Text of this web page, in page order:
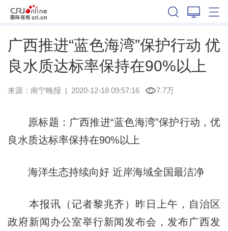
广西推进“蓝色海湾”保护行动 优
良水质达标率保持在90%以上
来源： 南宁晚报 | 2020-12-18 09:57:16 7.7万
原标题：广西推进“蓝色海湾”保护行动，优
良水质达标率保持在90%以上
海洋生态持续向好 近岸海域全国最洁净
本报讯（记者黎兆齐）昨日上午，自治区
政府新闻办公室举行新闻发布会，发布广西发